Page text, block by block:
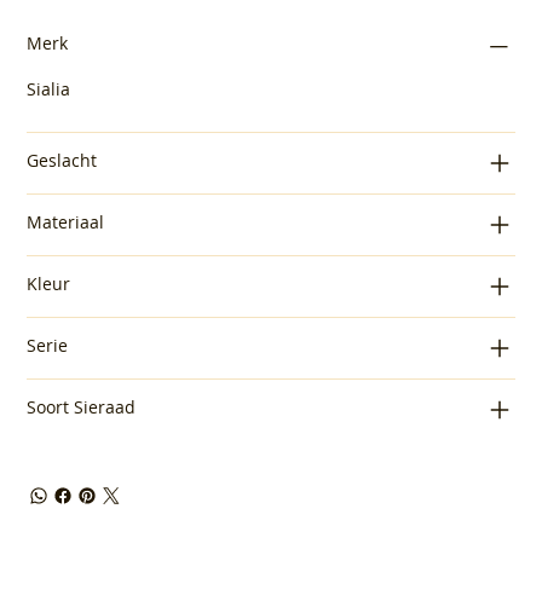
Merk
Sialia
Geslacht
Materiaal
Kleur
Serie
Soort Sieraad